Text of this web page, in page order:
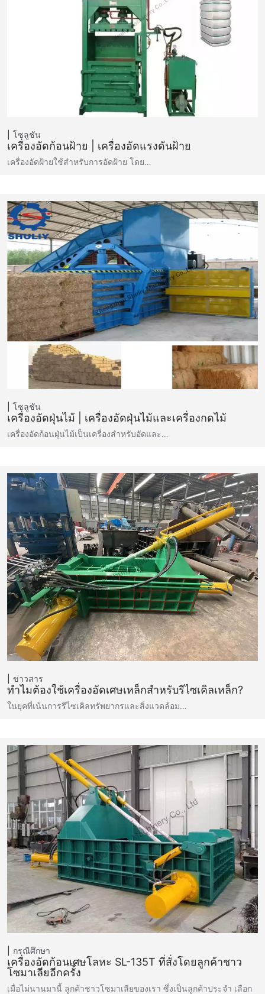
โซลูชัน
เครื่องอัดก้อนฝ้าย | เครื่องอัดแรงดันฝ้าย
เครื่องอัดฝ้ายใช้สำหรับการอัดฝ้าย โดย…
โซลูชัน
เครื่องอัดฝุ่นไม้ | เครื่องอัดฝุ่นไม้และเครื่องกดไม้
เครื่องอัดก้อนฝุ่นไม้เป็นเครื่องสำหรับอัดและ…
ข่าวสาร
ทำไมต้องใช้เครื่องอัดเศษเหล็กสำหรับรีไซเคิลเหล็ก?
ในยุคที่เน้นการรีไซเคิลทรัพยากรและสิ่งแวดล้อม…
กรณีศึกษา
เครื่องอัดก้อนเศษโลหะ SL-135T ที่สั่งโดยลูกค้าชาว
โซมาเลียอีกครั้ง
เมื่อไม่นานมานี้ ลูกค้าชาวโซมาเลียของเรา ซึ่งเป็นลูกค้าประจำ เลือก